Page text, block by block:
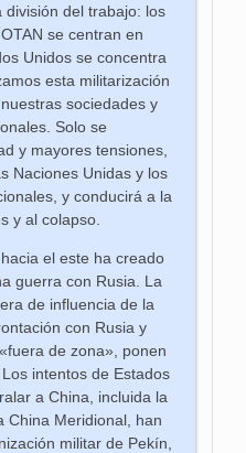
del trabajo: los
se centran en
Unidos se concentra
esta militarización
sociedades y
Solo se
y mayores tensiones,
Naciones Unidas y los
y conducirá a la
y al colapso.
el este ha creado
guerra con Rusia. La
de influencia de la
con Rusia y
de zona», ponen
intentos de Estados
a China, incluida la
China Meridional, han
militar de Pekín,